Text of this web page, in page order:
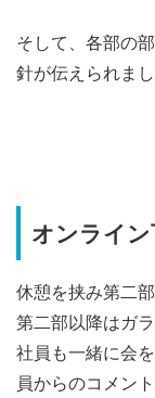
そして、各部の
針が伝えられまし
オンライ
休憩を挟み第二部
第二部以降はガ
社員も一緒に会
員からのコメン